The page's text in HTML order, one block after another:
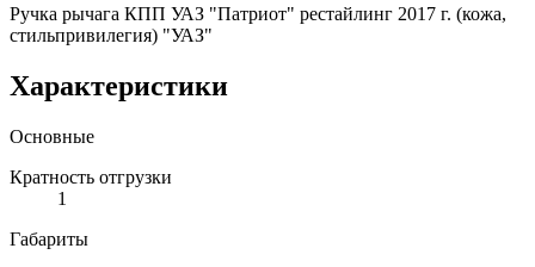
Ручка рычага КПП УАЗ "Патриот" рестайлинг 2017 г. (кожа,
стильпривилегия) "УАЗ"
Характеристики
Основные
Кратность отгрузки
1
Габариты